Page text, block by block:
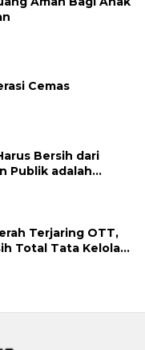
Cemas
Bersih dari
Publik adalah
Terjaring OTT,
Total Tata Kelola